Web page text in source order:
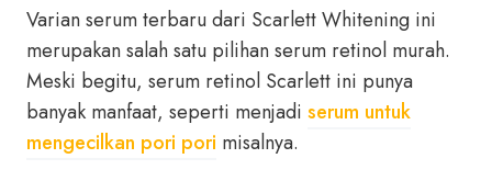
Varian serum terbaru dari Scarlett Whitening ini
merupakan salah satu pilihan serum retinol murah.
Meski begitu, serum retinol Scarlett ini punya
banyak manfaat, seperti menjadi serum untuk
mengecilkan pori pori misalnya.